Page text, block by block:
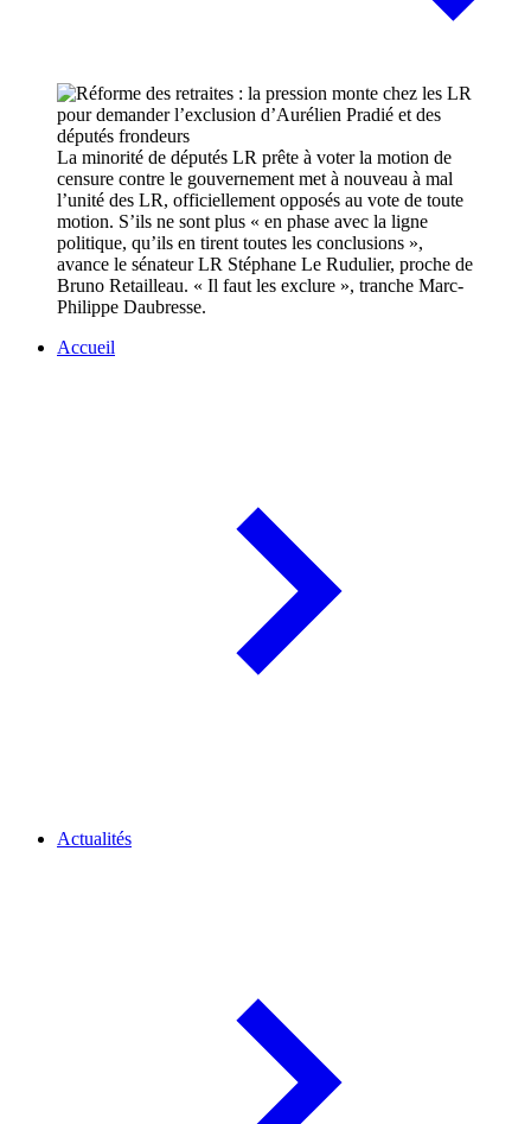
La minorité de députés LR prête à voter la motion de
censure contre le gouvernement met à nouveau à mal
l’unité des LR, officiellement opposés au vote de toute
motion. S’ils ne sont plus « en phase avec la ligne
politique, qu’ils en tirent toutes les conclusions »,
avance le sénateur LR Stéphane Le Rudulier, proche de
Bruno Retailleau. « Il faut les exclure », tranche Marc-
Philippe Daubresse.
Accueil
Actualités